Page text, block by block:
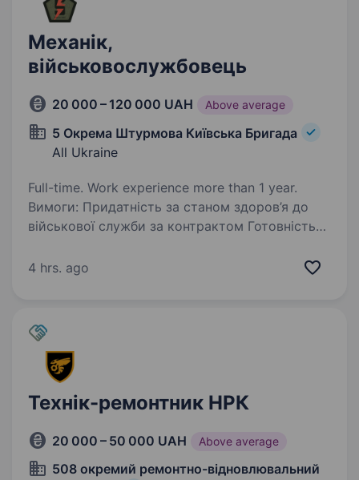
Механік,
військовослужбовець
20 000 – 120 000 UAH Above average
5 Окрема Штурмова Київська Бригада
All Ukraine
Full-time. Work experience more than 1 year.
Вимоги: Придатність за станом здоров’я до
військової служби за контрактом Готовність
бойових дій Вік до 45 років Наявність
4 hrs. ago
Технік-ремонтник НРК
20 000 – 50 000 UAH Above average
508 окремий ремонтно-відновлювальний